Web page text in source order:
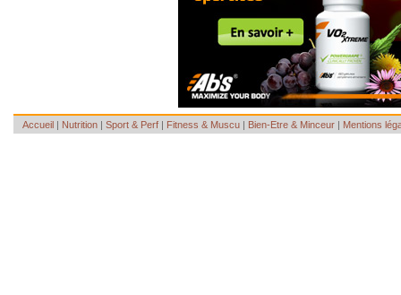
Accueil | Nutrition | Sport & Perf | Fitness & Muscu | Bien-Etre & Minceur | Mentions